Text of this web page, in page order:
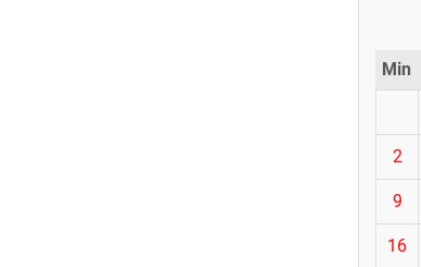
Min
2
9
16